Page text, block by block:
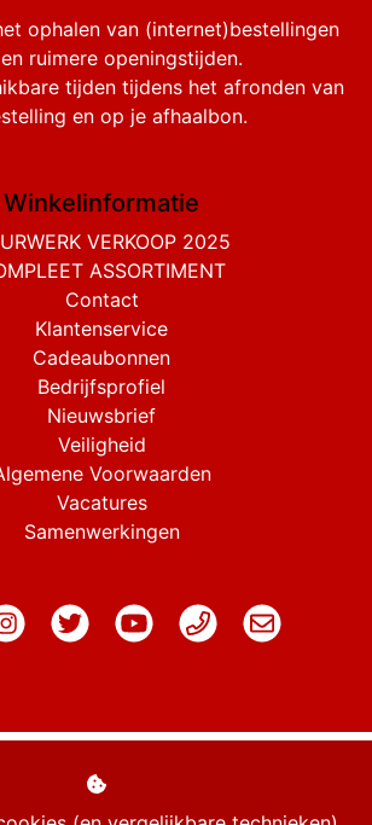
ophalen van (internet)bestellingen
ruimere openingstijden.
tijden tijdens het afronden van
en op je afhaalbon.
Winkelinformatie
VERKOOP 2025
ASSORTIMENT
Contact
Klantenservice
Cadeaubonnen
Bedrijfsprofiel
Nieuwsbrief
Veiligheid
Voorwaarden
Vacatures
Samenwerkingen